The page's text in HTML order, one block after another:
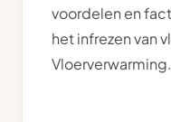
voordelen en
het infrezen van
Vloerverwarming.